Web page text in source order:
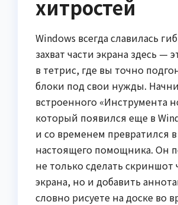
хитростей
Windows всегда славилась
захват части экрана здесь —
в тетрис, где вы точно
блоки под свои нужды.
встроенного «Инструмента
который появился еще в
и со временем превратился в
настоящего помощника. Он
не только сделать скриншот
экрана, но и добавить
словно рисуете на доске во